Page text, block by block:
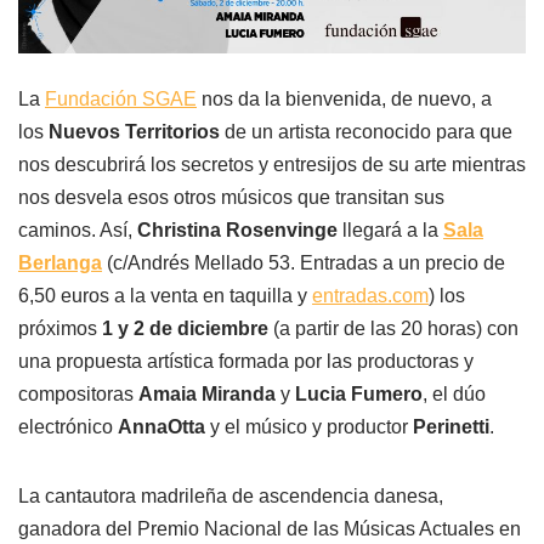
La Fundación SGAE nos da la bienvenida, de nuevo, a
los Nuevos Territorios de un artista reconocido para que
nos descubrirá los secretos y entresijos de su arte mientras
nos desvela esos otros músicos que transitan sus
caminos. Así, Christina Rosenvinge llegará a la Sala
Berlanga (c/Andrés Mellado 53. Entradas a un precio de
6,50 euros a la venta en taquilla y entradas.com) los
próximos 1 y 2 de diciembre (a partir de las 20 horas) con
una propuesta artística formada por las productoras y
compositoras Amaia Miranda y Lucia Fumero, el dúo
electrónico AnnaOtta y el músico y productor Perinetti.
La cantautora madrileña de ascendencia danesa,
ganadora del Premio Nacional de las Músicas Actuales en